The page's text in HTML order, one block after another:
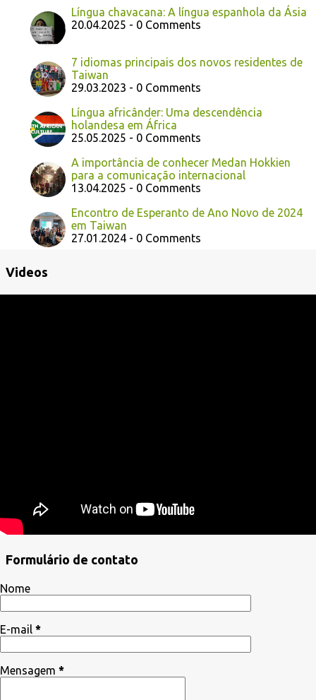
Língua chavacana: A língua espanhola da Ásia
20.04.2025 - 0 Comments
7 idiomas principais dos novos residentes de
Taiwan
29.03.2023 - 0 Comments
Língua africânder: Uma descendência
holandesa em África
25.05.2025 - 0 Comments
A importância de conhecer Medan Hokkien
para a comunicação internacional
13.04.2025 - 0 Comments
Encontro de Esperanto de Ano Novo de 2024
em Taiwan
27.01.2024 - 0 Comments
Videos
Formulário de contato
Nome
E-mail *
Mensagem *